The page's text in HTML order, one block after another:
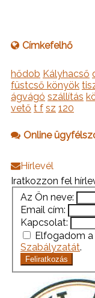
Címkefelhő
hődob Kályhacső
füstcső könyök
ágvágó szállítás
vető t f sz 120
Online
Hírlevél
Iratkozzon fel
Az Ön neve:
Email cím:
Kapcsolat:
Elfogadom
Szabályzatát.
Feliratkozás